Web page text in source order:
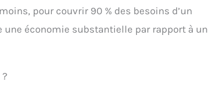
pour couvrir 90 % des besoins d’un
économie substantielle par rapport à un